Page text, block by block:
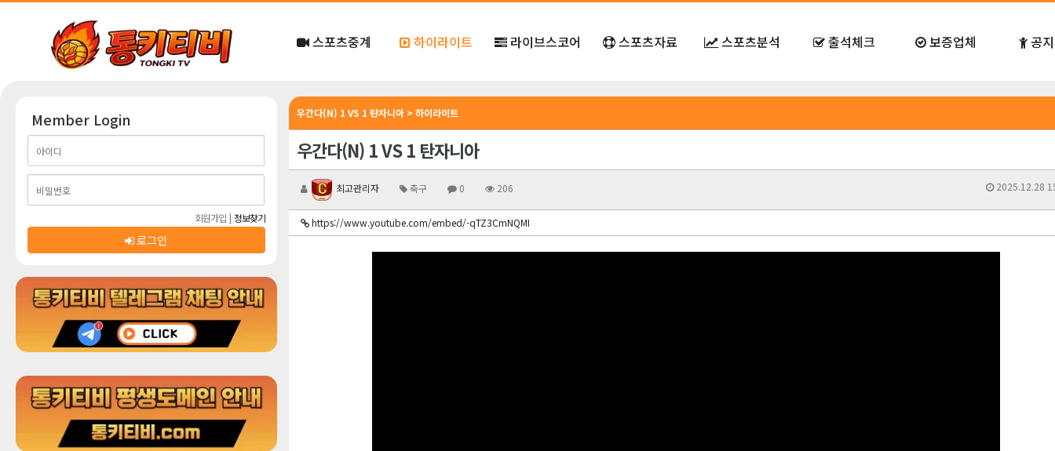
스포츠중계 하이라이트 라이브스코어 스포츠자료 스포츠분석 출석체크 보증업체 공
우간다(N) 1 VS 1 탄자니아 > 하이라이트
우간다(N) 1 VS 1 탄자니아
최고관리자 축구 0 206 2025.12.28
https://www.youtube.com/embed/-qTZ3CmNQMI
Member Login
회원가입 | 정보찾기
로그인